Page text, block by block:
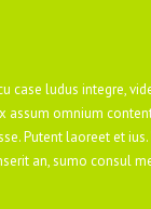
ludus integre,
omnium
Putent laoreet et
an, sumo consul